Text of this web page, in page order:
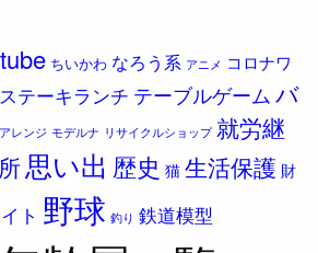
ちいかわ なろう系 アニメ コロナワ
ステーキランチ テーブルゲーム バ
レンジ モデルナ リサイクルショップ 就労継
思い出 歴史 猫 生活保護 財
ト 野球 釣り 鉄道模型